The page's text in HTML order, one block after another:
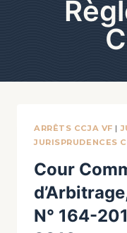
ARRÊTS CCJA VF |
JURISPRUDENCES
Cour
N° 164-